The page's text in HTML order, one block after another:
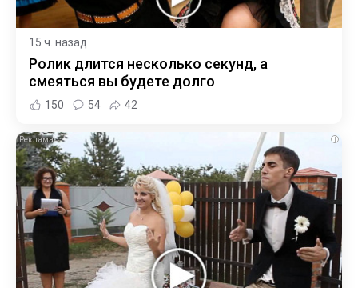
15 ч. назад
Ролик длится несколько секунд, а
смеяться вы будете долго
150 54 42
i